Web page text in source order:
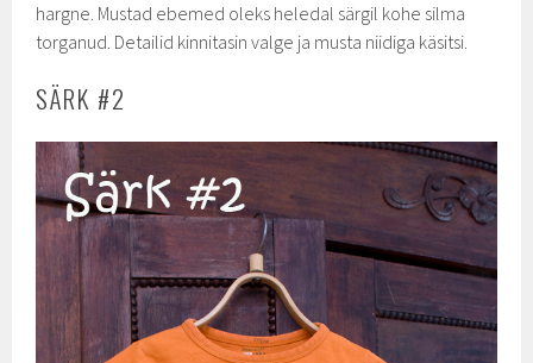
hargne. Mustad ebemed oleks heledal särgil kohe silma
torganud. Detailid kinnitasin valge ja musta niidiga käsitsi.
SÄRK #2